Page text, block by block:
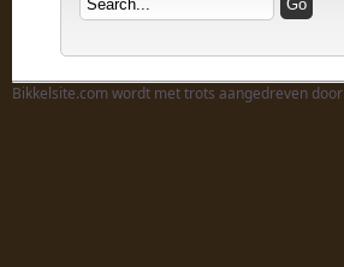
Bikkelsite.com wordt met trots aangedreven door